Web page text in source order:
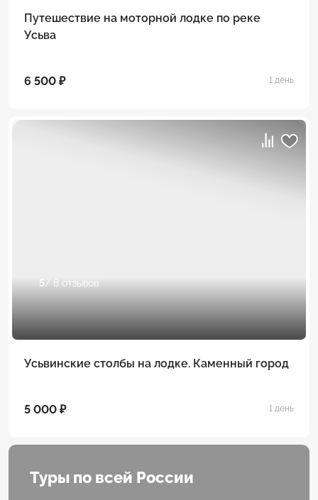
Путешествие на моторной лодке по реке
Усьва
6 500 ₽ 1 день
5/ 8 отзывов
Усьвинские столбы на лодке. Каменный город
5 000 ₽ 1 день
Туры по всей России